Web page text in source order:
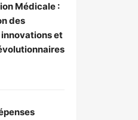
Médicale :
des
et